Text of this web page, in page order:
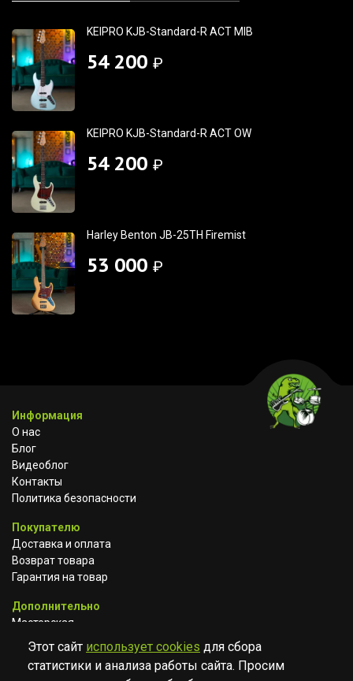
KEIPRO KJB-Standard-R ACT MIB
54 200 ₽
KEIPRO KJB-Standard-R ACT OW
54 200 ₽
Harley Benton JB-25TH Firemist
53 000 ₽
Информация
О нас
Блог
Видеоблог
Контакты
Политика безопасности
Покупателю
Доставка и оплата
Возврат товара
Гарантия на товар
Дополнительно
Мастерская
Сотрудничество
Этот сайт использует cookies для сбора
статистики и анализа работы сайта. Просим